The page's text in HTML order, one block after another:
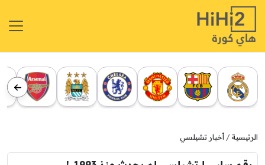
الرئيسية أخبار تشيلسي